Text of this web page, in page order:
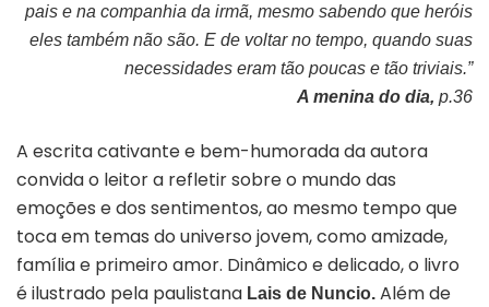
pais e na companhia da irmã, mesmo sabendo que heróis
eles também não são. E de voltar no tempo, quando suas
necessidades eram tão poucas e tão triviais.”
A menina do dia, p.36
A escrita cativante e bem-humorada da autora
convida o leitor a refletir sobre o mundo das
emoções e dos sentimentos, ao mesmo tempo que
toca em temas do universo jovem, como amizade,
família e primeiro amor. Dinâmico e delicado, o livro
é ilustrado pela paulistana Lais de Nuncio. Além de